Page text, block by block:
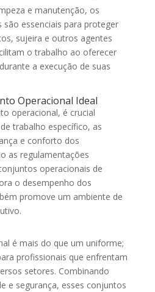
e manutenção, os
essenciais para proteger
sujeira e outros agentes
o trabalho ao oferecer
a execução de suas
Operacional Ideal
operacional, é crucial
trabalho específico, as
e conforto dos
as regulamentações
operacionais de
o desempenho dos
promove um ambiente de
é mais do que um uniforme;
profissionais que enfrentam
setores. Combinando
e segurança, esses conjuntos